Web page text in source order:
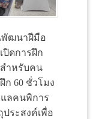
พัฒนาฝีมือ
ปิดการฝึก
ำหรับคน
ก 60 ชั่วโมง
ลคนพิการ
ระสงค์เพื่อ